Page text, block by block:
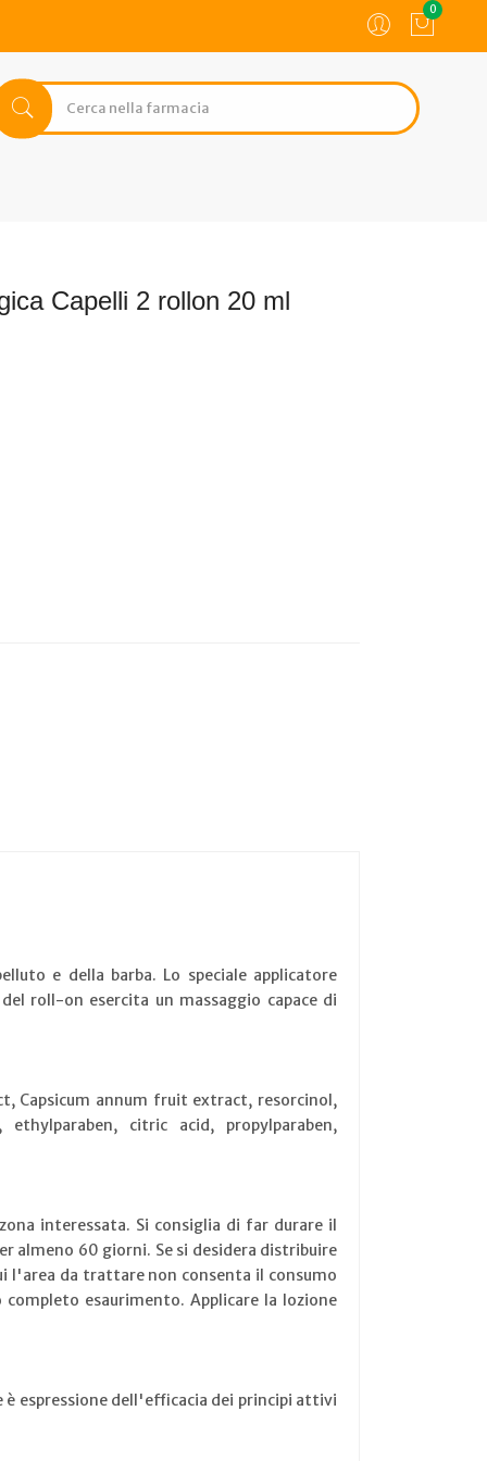
0
Capelli 2 rollon 20 ml
e della barba. Lo speciale applicatore
roll-on esercita un massaggio capace di
Capsicum annum fruit extract, resorcinol,
citric acid, propylparaben,
interessata. Si consiglia di far durare il
almeno 60 giorni. Se si desidera distribuire
l'area da trattare non consenta il consumo
esaurimento. Applicare la lozione
è espressione dell'efficacia dei principi attivi